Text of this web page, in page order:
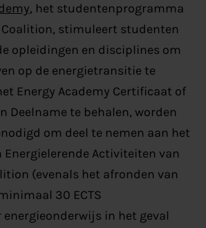
, het studentenprogramma
Coalition, stimuleert studenten
opleidingen en disciplines om
op de energietransitie te
Energy Academy Certificaat of
Deelname te behalen, worden
om deel te nemen aan het
Activiteiten van
(evenals het afronden van
30 ECTS
in het geval